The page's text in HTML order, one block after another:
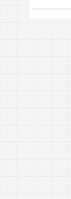
尽量让系统